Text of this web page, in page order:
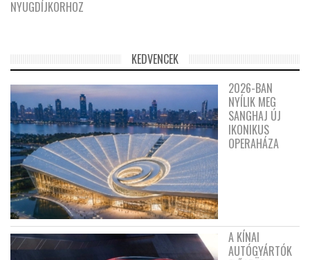
NYUGDÍJKORHOZ
KEDVENCEK
2026-BAN
NYÍLIK MEG
SANGHAJ ÚJ
IKONIKUS
OPERAHÁZA
A KÍNAI
AUTÓGYÁRTÓK